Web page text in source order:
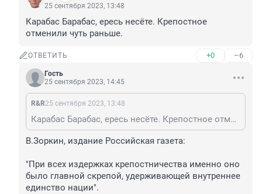
25 сентября 2023, 13:48
Карабас Барабас, ересь несёте. Крепостное
отменили чуть раньше.
ОТВЕТИТЬ +0 –6
Гость
25 сентября 2023, 14:45
R&R25 сентября 2023, 13:48
Карабас Барабас, ересь несёте. Крепостное отменили чуть раньше.
В.Зоркин, издание Российская газета:
"При всех издержках крепостничества именно оно
было главной скрепой, удерживающей внутреннее
единство нации".